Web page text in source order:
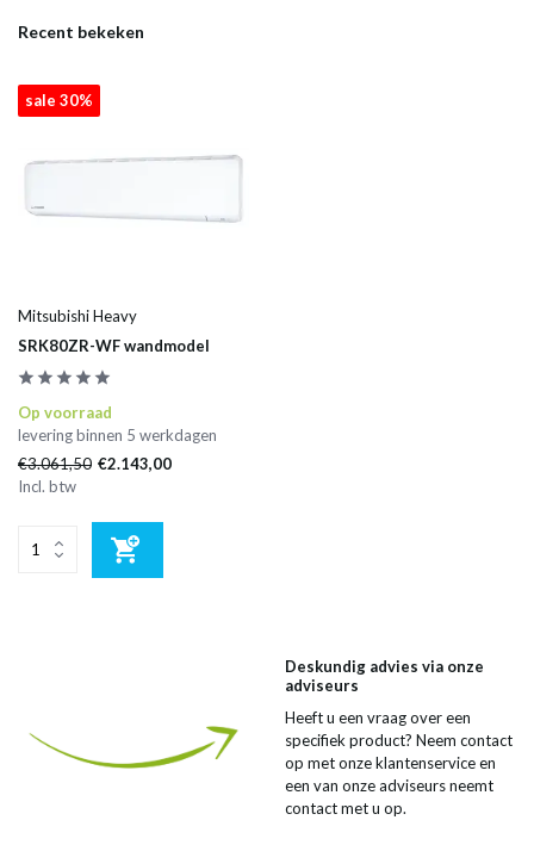
Recent bekeken
sale 30%
Mitsubishi Heavy
SRK80ZR-WF wandmodel
Op voorraad
levering binnen 5 werkdagen
€3.061,50 €2.143,00
Incl. btw
Deskundig advies via onze
adviseurs
Heeft u een vraag over een
specifiek product? Neem contact
op met onze klantenservice en
een van onze adviseurs neemt
contact met u op.